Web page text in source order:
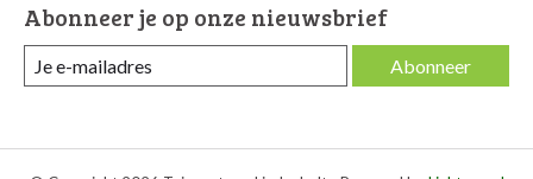
Abonneer je op onze nieuwsbrief
Abonneer